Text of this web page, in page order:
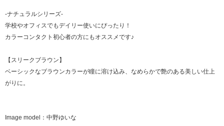
-ナチュラルシリーズ-
学校やオフィスでもデイリー使いにぴったり！
カラーコンタクト初心者の方にもオススメです♪
【スリークブラウン】
ベーシックなブラウンカラーが瞳に溶け込み、なめらかで艶のある美しい仕上
がりに。
Image model：中野ゆいな